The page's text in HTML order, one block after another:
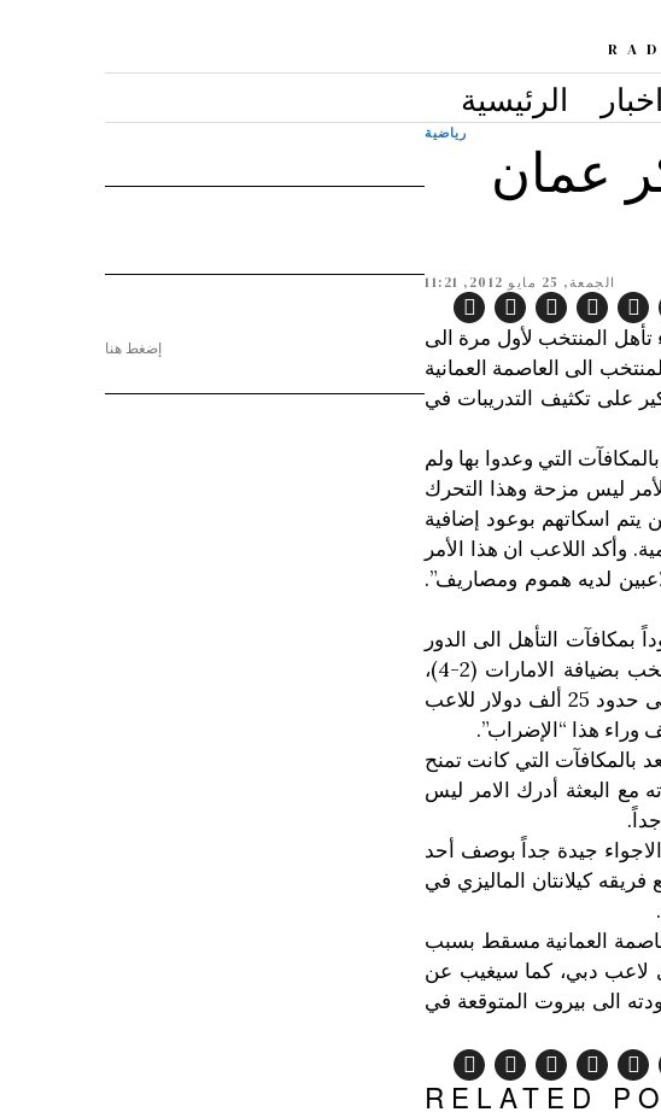
الرئيسية اخبار
رياضية
عمان
الجمعة, 25 مايو 2012, 11:21
المنتخب لأول مرة الى
كأس العالم 2014 في البرازيل.. فوصل المنتخب الى العاصمة العمانية
على تكثيف التدريبات في
التي وعدوا بها ولم
ليس مزحة وهذا التحرك
يتم اسكاتهم بوعود إضافية
وأكد اللاعب ان هذا الأمر
لديه هموم ومصاريف”.
بمكافآت التأهل الى الدور
الحاسم، لأن المكافآت تتواجد في حالة الفوز فقط وليس في الخسارة كما جرى في مباراة المنتخب بضيافة الامارات (2-4)،
وكشف ان اللاعبين قبضوا مكافآت الفوز على الامارات والكويت وكوريا الجنوبية مضاعفة ووصلت الى حدود 25 ألف دولار للاعب
وراء هذا “الإضراب”.
بالمكافآت التي كانت تمنح
مع البعثة أدرك الامر ليس
الاجواء جيدة جداً بوصف أحد
فريقه كيلانتان الماليزي في
العمانية مسقط بسبب
لاعب دبي، كما سيغيب عن
الى بيروت المتوقعة في
RELATED
إضغط هنا